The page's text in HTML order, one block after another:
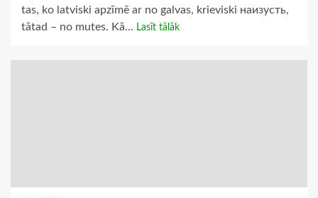
tas, ko latviski apzīmē ar no galvas, krieviski наизусть,
tātad – no mutes. Kā... Lasīt tālāk